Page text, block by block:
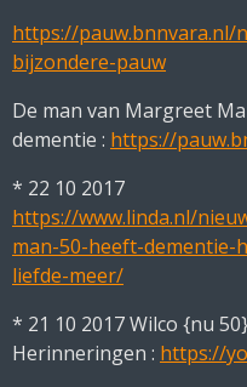
https://pauw.bnnvara.nl/
bijzondere-pauw
De man van Margreet
dementie : https://
* 22 10 2017
https://www.linda.nl/
man-50-heeft-
liefde-meer/
* 21 10 2017 Wilco {nu
Herinneringen : https://